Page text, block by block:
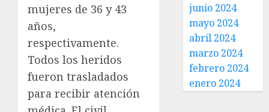
mujeres de 36 y 43
años,
respectivamente.
Todos los heridos
fueron trasladados
para recibir atención
junio 2024
mayo 2024
abril 2024
marzo 2024
febrero 2024
enero 2024